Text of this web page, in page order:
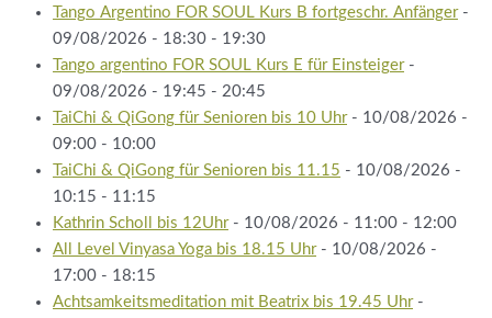
Tango Argentino FOR SOUL Kurs B fortgeschr. Anfänger-
09/08/2026 - 18:30 - 19:30
Tango argentino FOR SOUL Kurs E für Einsteiger-
09/08/2026 - 19:45 - 20:45
TaiChi & QiGong für Senioren bis 10 Uhr- 10/08/2026 -
09:00 - 10:00
TaiChi & QiGong für Senioren bis 11.15 - 10/08/2026 -
10:15 - 11:15
Kathrin Scholl bis 12Uhr- 10/08/2026 - 11:00 - 12:00
All Level Vinyasa Yoga bis 18.15 Uhr- 10/08/2026 -
17:00 - 18:15
Achtsamkeitsmeditation mit Beatrix bis 19.45 Uhr-